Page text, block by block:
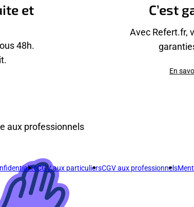
et
48h.
C’est
Avec Refert.fr,
En
aux professionnels
CGV aux particuliersCGV aux professionnels